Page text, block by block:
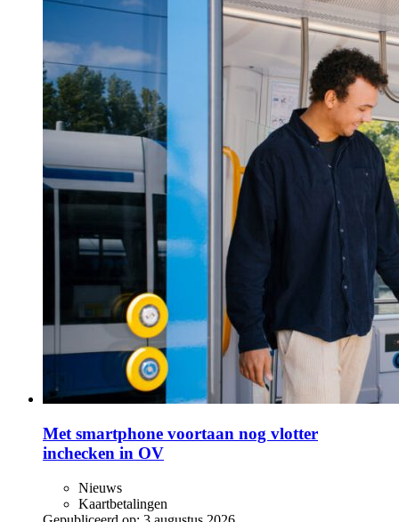
Met smartphone voortaan nog vlotter
inchecken in OV
Nieuws
Kaartbetalingen